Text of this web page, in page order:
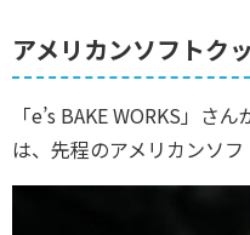
アメリカンソフトク
「e’s BAKE WORKS」さ
は、先程のアメリカンソフ